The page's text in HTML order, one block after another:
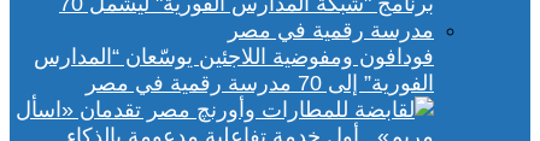
فودافون ومفوضية اللاجئين يوسّعان “المدارس
الفورية” إلى 70 مدرسة رقمية في مصر